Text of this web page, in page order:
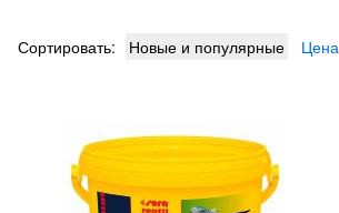
Сортировать: Новые и популярные Цена